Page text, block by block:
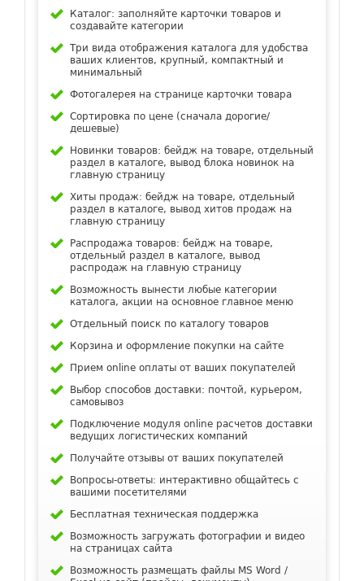
Каталог: заполняйте карточки товаров и
создавайте категории
Три вида отображения каталога для удобства
ваших клиентов, крупный, компактный и
минимальный
Фотогалерея на странице карточки товара
Сортировка по цене (сначала дорогие/
дешевые)
Новинки товаров: бейдж на товаре, отдельный
раздел в каталоге, вывод блока новинок на
главную страницу
Хиты продаж: бейдж на товаре, отдельный
раздел в каталоге, вывод хитов продаж на
главную страницу
Распродажа товаров: бейдж на товаре,
отдельный раздел в каталоге, вывод
распродаж на главную страницу
Возможность вынести любые категории
каталога, акции на основное главное меню
Отдельный поиск по каталогу товаров
Корзина и оформление покупки на сайте
Прием online оплаты от ваших покупателей
Выбор способов доставки: почтой, курьером,
самовывоз
Подключение модуля online расчетов доставки
ведущих логистических компаний
Получайте отзывы от ваших покупателей
Вопросы-ответы: интерактивно общайтесь с
вашими посетителями
Бесплатная техническая поддержка
Возможность загружать фотографии и видео
на страницах сайта
Возможность размещать файлы MS Word /